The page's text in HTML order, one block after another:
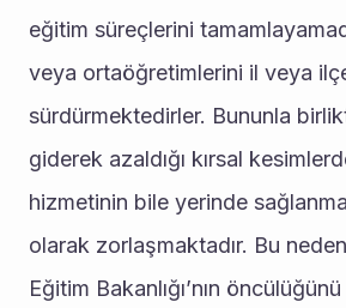
eğitim süreçlerini
veya ortaöğretimlerini il veya
sürdürmektedirler. Bununla
giderek azaldığı kırsal
hizmetinin bile yerinde
olarak zorlaşmaktadır. Bu
Eğitim Bakanlığı’nın